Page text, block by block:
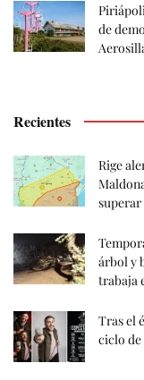
de
Recientes
Rige
superar
árbol y
trabaja
Tras el
ciclo de